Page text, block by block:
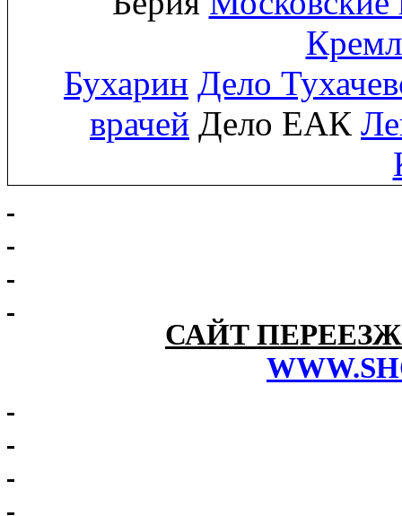
Бухарин Дело
врачей Дело ЕАК
САЙТ